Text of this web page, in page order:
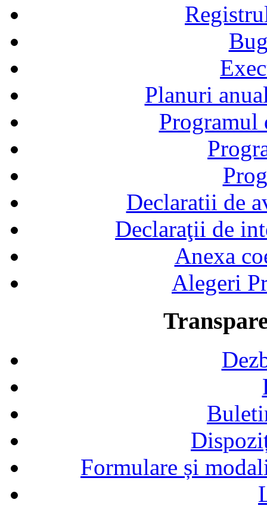
Planuri
Declaratii de
Declaraţii de
Anexa
Alegeri
Formulare și